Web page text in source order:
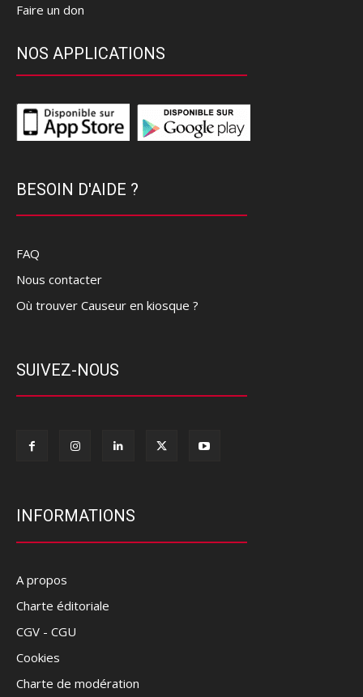
Faire un don
NOS APPLICATIONS
BESOIN D'AIDE ?
FAQ
Nous contacter
Où trouver Causeur en kiosque ?
SUIVEZ-NOUS
INFORMATIONS
A propos
Charte éditoriale
CGV - CGU
Cookies
Charte de modération